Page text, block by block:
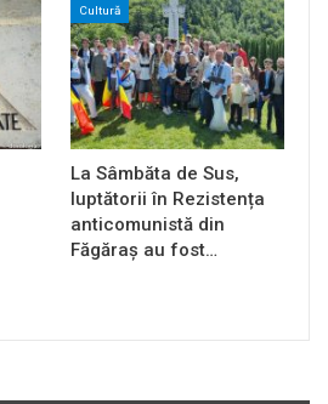
Cultură
La Sâmbăta de Sus,
luptătorii în Rezistența
anticomunistă din
Făgăraș au fost…